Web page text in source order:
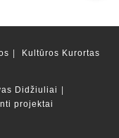
Kultūros Kurortas
Didžiuliai
projektai